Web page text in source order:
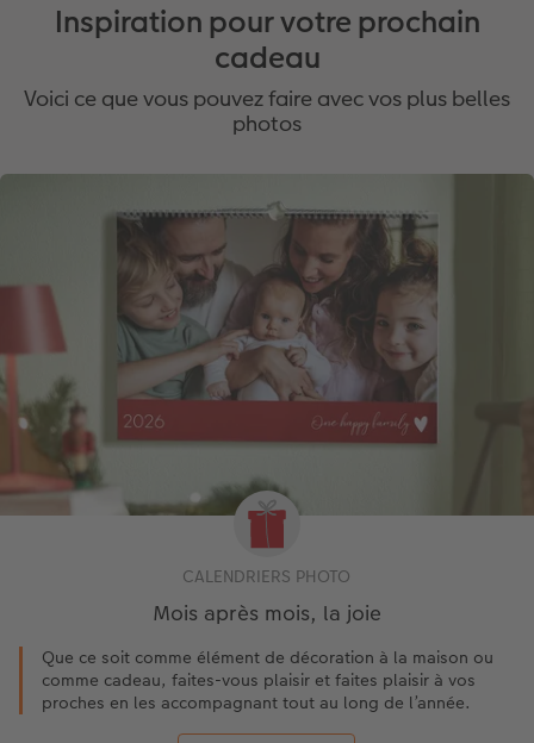
Inspiration pour votre prochain
cadeau
Voici ce que vous pouvez faire avec vos plus belles
photos
CALENDRIERS PHOTO
Mois après mois, la joie
Que ce soit comme élément de décoration à la maison ou
comme cadeau, faites-vous plaisir et faites plaisir à vos
proches en les accompagnant tout au long de l’année.